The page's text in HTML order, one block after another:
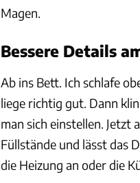
Magen.
Bessere Details
Ab ins Bett. Ich schlafe
liege richtig gut. Dann
man sich einstellen. Jetzt
Füllstände und lässt das
die Heizung an oder die